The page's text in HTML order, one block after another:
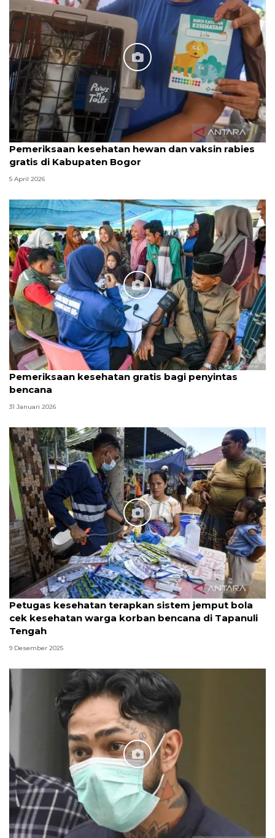
Pemeriksaan kesehatan hewan dan vaksin rabies
gratis di Kabupaten Bogor
5 April 2026
Pemeriksaan kesehatan gratis bagi penyintas
bencana
31 Januari 2026
Petugas kesehatan terapkan sistem jemput bola
cek kesehatan warga korban bencana di Tapanuli
Tengah
9 Desember 2025